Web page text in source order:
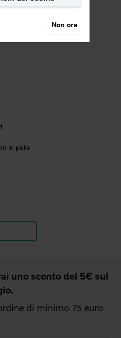
in pelle
uno sconto del 5€ sul
di minimo 75 euro
Non ora